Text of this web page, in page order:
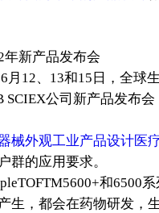
新产品发布会
、13和15日，全球生
公司新产品发布
械外观工业产品设计医
群的应用要求。
和6500系
生，都会在药物研发，